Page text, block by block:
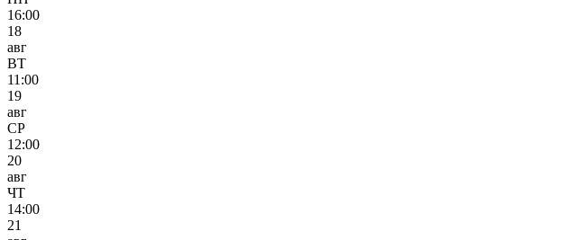
16:00
18
авг
ВТ
11:00
19
авг
СР
12:00
20
авг
ЧТ
14:00
21